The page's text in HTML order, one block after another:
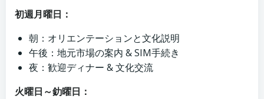
初週月曜日：
朝：オリエンテーションと文化説明
午後：地元市場の案内 & SIM手続き
夜：歓迎ディナー & 文化交流
火曜日～釛曜日：